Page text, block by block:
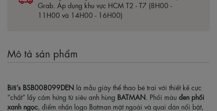
Grab. Áp dụng khu vực HCM T2 - T7 (8H00 -
11H00 và 14H00 - 16H00)
Mô tả sản phẩm
Biti’s BSB008099DEN là mẫu giày thể thao bé trai với thiết kế cực
“chất” lấy cảm hứng từ siêu anh hùng BATMAN . Phối màu đen phối
xanh ngọc , điểm nhấn logo Batman mặt ngoài và quai dán nổi bật,